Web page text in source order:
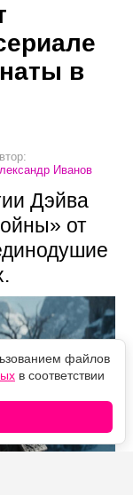
в
Иванов
Дэйва
от
файлов
в соответствии